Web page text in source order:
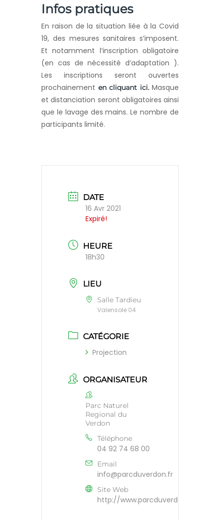
Infos pratiques
En raison de la situation liée à la Covid
19, des mesures sanitaires s’imposent.
Et notamment l’inscription obligatoire
(en cas de nécessité d’adaptation ).
Les inscriptions seront ouvertes
prochainement en cliquant ici.Masque
et distanciation seront obligatoires ainsi
que le lavage des mains. Le nombre de
participants limité.
DATE
16 Avr 2021
Expiré!
HEURE
18h30
LIEU
Salle Tardieu
Valensole 04
CATÉGORIE
Projection
ORGANISATEUR
Parc Naturel
Regional du
Verdon
Téléphone
04 92 74 68 00
Email
info@parcduverdon.fr
Site Web
http://www.parcduverdon.fr